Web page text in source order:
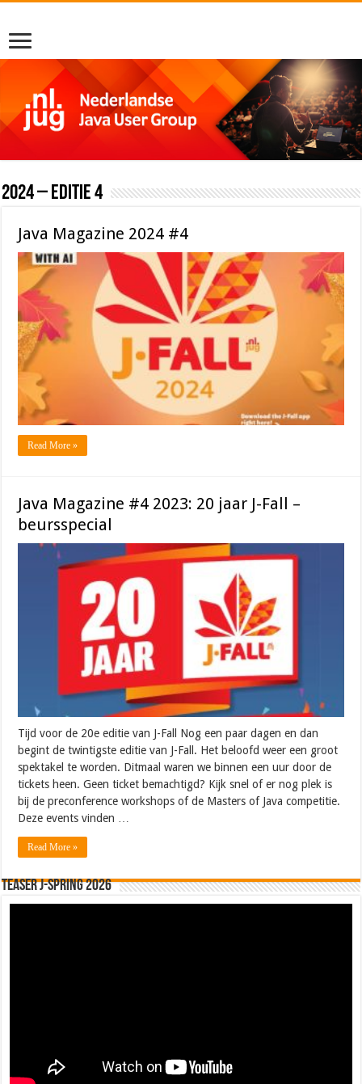
2024 – editie 4
Java Magazine 2024 #4
Read More »
Java Magazine #4 2023: 20 jaar J-Fall –
beursspecial
Tijd voor de 20e editie van J-Fall Nog een paar dagen en dan
begint de twintigste editie van J-Fall. Het beloofd weer een groot
spektakel te worden. Ditmaal waren we binnen een uur door de
tickets heen. Geen ticket bemachtigd? Kijk snel of er nog plek is
bij de preconference workshops of de Masters of Java competitie.
Deze events vinden …
Read More »
Teaser J-Spring 2026